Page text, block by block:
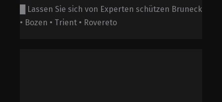
█ Lassen Sie sich von Experten schützen Bruneck
• Bozen • Trient • Rovereto